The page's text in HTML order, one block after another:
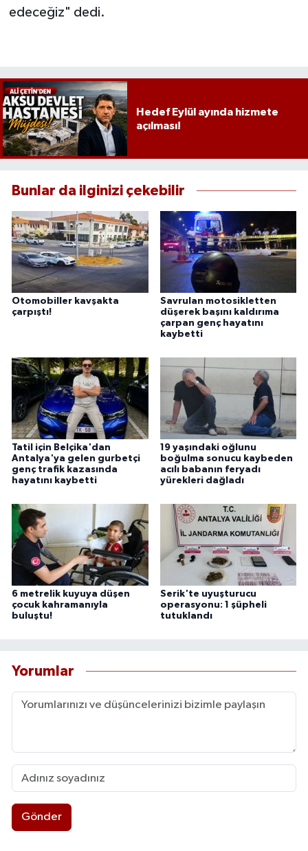
edeceğiz" dedi.
Hedef Eylül ayında hizmete
açılması!
Bunlar da ilginizi çekebilir
Otomobiller kavşakta
çarpıştı!
Savrulan motosikletten
düşerek başını kaldırıma
çarpan genç hayatını
kaybetti
Tatil için Belçika'dan
Antalya'ya gelen gurbetçi
genç trafik kazasında
hayatını kaybetti
19 yaşındaki oğlunu
boğulma sonucu kaybeden
acılı babanın feryadı
yürekleri dağladı
6 metrelik kuyuya düşen
çocuk kahramanıyla
buluştu!
Serik'te uyuşturucu
operasyonu: 1 şüpheli
tutuklandı
Yorumlar
Gönder